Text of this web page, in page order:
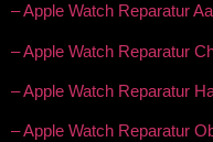
– Apple Watch Reparatur
– Apple Watch Reparatur
– Apple Watch Reparatur
– Apple Watch Reparatur